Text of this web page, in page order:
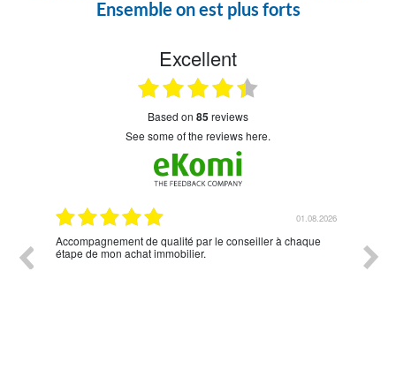
Ensemble on est plus forts
Excellent
based on 85reviews
see some of the reviews here.
01.08.2026
Accompagnement de qualité par le conseiller à chaque
étape de mon achat immobilier.
me